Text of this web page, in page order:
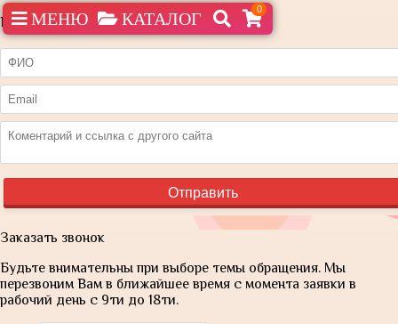
Нашли дешевле?
Заказать звонок
Будьте внимательны при выборе темы обращения. Мы
перезвоним Вам в ближайшее время с момента заявки в
рабочий день с 9ти до 18ти.
МЕНЮ КАТАЛОГ 0